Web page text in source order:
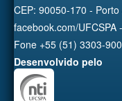
CEP: 90050-170 -
facebook.com/UFCSPA
Fone +55 (51) 3303-
Desenvolvido pelo